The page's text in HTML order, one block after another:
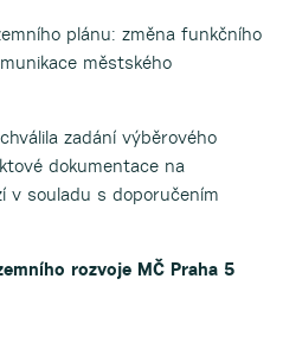
▼
plánu: změna funkčního
městského
zadání výběrového
dokumentace na
v souladu s doporučením
rozvoje MČ Praha 5